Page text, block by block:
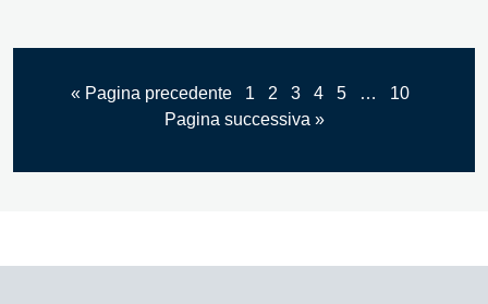
« Pagina precedente 1 2 3 4 5 …
10
Pagina successiva »